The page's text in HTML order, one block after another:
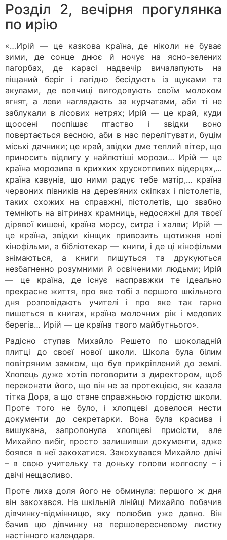
Розділ 2, вечірня прогулянка
по ирію
«…Ирій — це казкова країна, де ніколи не буває
зими, де сонце днює й ночує на ясно-зелених
пагорбах, де карасі надвечір вичалапують на
піщаний беріг і лагідно бесідують із щуками та
акулами, де вовчиці вигодовують своїм молоком
ягнят, а леви наглядають за курчатами, аби ті не
заблукали в лісових нетрях; Ирій — це край, куди
щоосені поспішає птаство і звідки воно
повертається весною, аби в нас перелітувати, буцім
міські дачники; це край, звідки дме теплий вітер, що
приносить відлигу у найлютіші морози… Ирій — це
країна морозива в крихких хрускотливих відерцях,…
країна кавунів, що ними радує тебе матір,… країна
червоних півників на дерев’яних скіпках і пістолетів,
таких схожих на справжні, пістолетів, що звабно
темніють на вітринах крамниць, недосяжні для твоєї
дірявої кишені, країна морсу, ситра і халви; Ирій —
це країна, звідки кінщик привозить щотижня нові
кінофільми, а бібліотекар — книги, і де ці кінофільми
знімаються, а книги пишуться та друкуються
незбагненно розумними й освіченими людьми; Ирій
— це країна, де існує насправжки те ідеально
прекрасне життя, про яке тобі з першого шкільного
дня розповідають учителі і про яке так гарно
пишеться в книгах, країна молочних рік і медових
берегів… Ирій — це країна твого майбутнього».
Радісно ступав Михайло Решето по шоколадній
плитці до своєї нової школи. Школа була білим
повітряним замком, що був прикріплений до землі.
Хлопець дуже хотів поговорити з директором, щоб
переконати його, що він не за протекцією, як казала
тітка Дора, а що стане справжньою гордістю школи.
Проте того не було, і хлопцеві довелося нести
документи до секретарки. Вона була красива і
вишукана, запропонула хлопцеві присісти, але
Михайло вибіг, просто залишивши документи, адже
боявся в неї закохатися. Закохувався Михайло двічі
– в свою учительку та доньку голови колгоспу – і
двічі нещасливо.
Проте лиха доля його не обминула: першого ж дня
він закохався. На шкільній лінійці Михайло побачив
дівчинку-відмінницю, яку полюбив уже давно. Він
бачив цю дівчинку на першовересневому листку
настінного календаря.